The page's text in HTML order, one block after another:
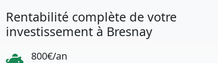
Rentabilité complète de votre
investissement à Bresnay
800€/an